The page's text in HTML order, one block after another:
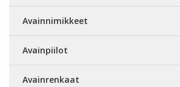
Avainnimikkeet
Avainpiilot
Avainrenkaat